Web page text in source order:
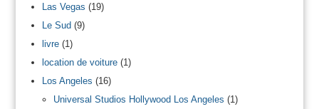
Las Vegas (19)
Le Sud(9)
livre(1)
location de voiture(1)
Los Angeles (16)
Universal Studios Hollywood Los Angeles (1)